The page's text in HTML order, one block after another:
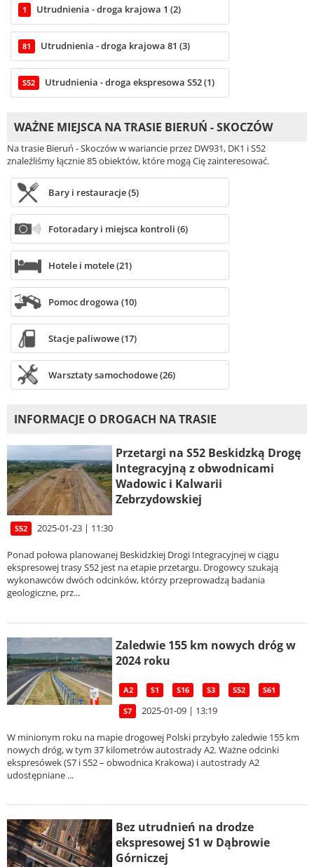
1 Utrudnienia - droga krajowa 1 (2)
81 Utrudnienia - droga krajowa 81 (3)
S52 Utrudnienia - droga ekspresowa S52 (1)
WAŻNE MIEJSCA NA TRASIE BIERUŃ - SKOCZÓW
Na trasie Bieruń - Skoczów w wariancie przez DW931, DK1 i S52
znaleźliśmy łącznie 85 obiektów, które mogą Cię zainteresować.
Bary i restauracje (5)
Fotoradary i miejsca kontroli (6)
Hotele i motele (21)
Pomoc drogowa (10)
Stacje paliwowe (17)
Warsztaty samochodowe (26)
INFORMACJE O DROGACH NA TRASIE
Przetargi na S52 Beskidzką Drogę
Integracyjną z obwodnicami
Wadowic i Kalwarii
Zebrzydowskiej
S52 2025-01-23 | 11:30
Ponad połowa planowanej Beskidzkiej Drogi Integracyjnej w ciągu
ekspresowej trasy S52 jest na etapie przetargu. Drogowcy szukają
wykonawców dwóch odcinków, którzy przeprowadzą badania
geologiczne, prz...
Zaledwie 155 km nowych dróg w
2024 roku
A2 S1 S16 S3 S52 S61
S7 2025-01-09 | 13:19
W minionym roku na mapie drogowej Polski przybyło zaledwie 155 km
nowych dróg, w tym 37 kilometrów autostrady A2. Ważne odcinki
ekspresówek (S7 i S52 – obwodnica Krakowa) i autostrady A2
udostępniane ...
Bez utrudnień na drodze
ekspresowej S1 w Dąbrowie
Górniczej